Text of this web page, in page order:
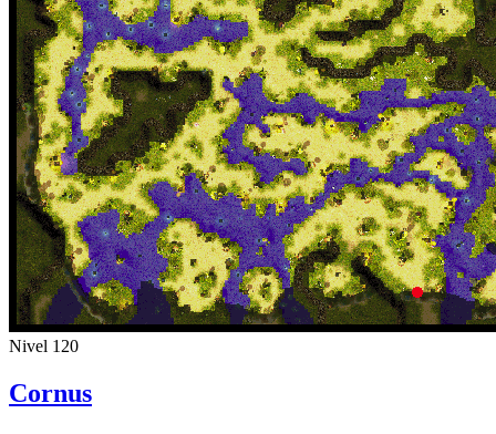
Nivel 120
Cornus